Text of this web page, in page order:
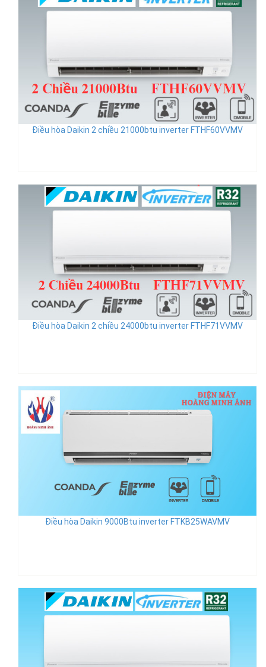
Điều hòa Daikin 2 chiều 21000btu inverter FTHF60VVMV
Điều hòa Daikin 2 chiều 24000btu inverter FTHF71VVMV
Điều hòa Daikin 9000Btu inverter FTKB25WAVMV